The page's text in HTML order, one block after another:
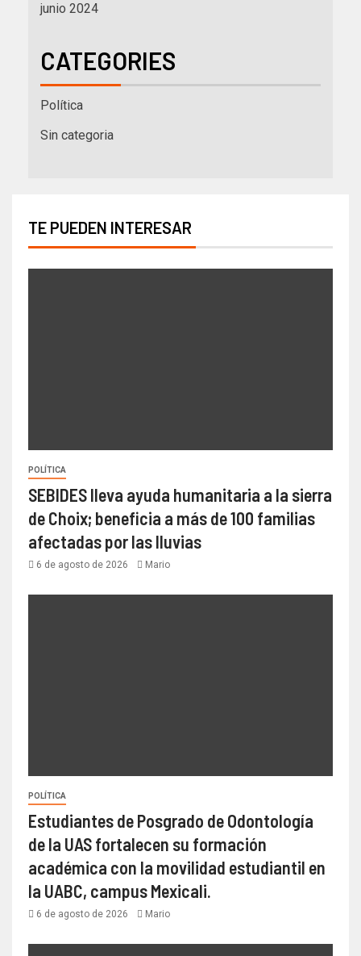
junio 2024
CATEGORIES
Política
Sin categoria
TE PUEDEN INTERESAR
POLÍTICA
SEBIDES lleva ayuda humanitaria a la sierra
de Choix; beneficia a más de 100 familias
afectadas por las lluvias
6 de agosto de 2026 Mario
POLÍTICA
Estudiantes de Posgrado de Odontología
de la UAS fortalecen su formación
académica con la movilidad estudiantil en
la UABC, campus Mexicali.
6 de agosto de 2026 Mario